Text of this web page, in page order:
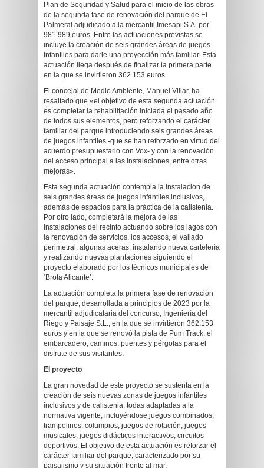
Plan de Seguridad y Salud para el inicio de las obras
de la segunda fase de renovación del parque de El
Palmeral adjudicado a la mercantil Imesapi S.A. por
981.989 euros. Entre las actuaciones previstas se
incluye la creación de seis grandes áreas de juegos
infantiles para darle una proyección más familiar. Esta
actuación llega después de finalizar la primera parte
en la que se invirtieron 362.153 euros.
El concejal de Medio Ambiente, Manuel Villar, ha
resaltado que «el objetivo de esta segunda actuación
es completar la rehabilitación iniciada el pasado año
de todos sus elementos, pero reforzando el carácter
familiar del parque introduciendo seis grandes áreas
de juegos infantiles -que se han reforzado en virtud del
acuerdo presupuestario con Vox- y con la renovación
del acceso principal a las instalaciones, entre otras
mejoras».
Esta segunda actuación contempla la instalación de
seis grandes áreas de juegos infantiles inclusivos,
además de espacios para la práctica de la calistenia.
Por otro lado, completará la mejora de las
instalaciones del recinto actuando sobre los lagos con
la renovación de servicios, los accesos, el vallado
perimetral, algunas aceras, instalando nueva cartelería
y realizando nuevas plantaciones siguiendo el
proyecto elaborado por los técnicos municipales de
‘Brota Alicante’.
La actuación completa la primera fase de renovación
del parque, desarrollada a principios de 2023 por la
mercantil adjudicataria del concurso, Ingeniería del
Riego y Paisaje S.L., en la que se invirtieron 362.153
euros y en la que se renovó la pista de Pum Track, el
embarcadero, caminos, puentes y pérgolas para el
disfrute de sus visitantes.
El proyecto
La gran novedad de este proyecto se sustenta en la
creación de seis nuevas zonas de juegos infantiles
inclusivos y de calistenia, todas adaptadas a la
normativa vigente, incluyéndose juegos combinados,
trampolines, columpios, juegos de rotación, juegos
musicales, juegos didácticos interactivos, circuitos
deportivos. El objetivo de esta actuación es reforzar el
carácter familiar del parque, caracterizado por su
paisajismo y su situación frente al mar.